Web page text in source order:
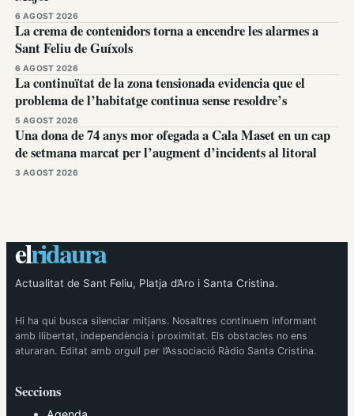
6 AGOST 2026
La crema de contenidors torna a encendre les alarmes a
Sant Feliu de Guíxols
6 AGOST 2026
La continuïtat de la zona tensionada evidencia que el
problema de l’habitatge continua sense resoldre’s
5 AGOST 2026
Una dona de 74 anys mor ofegada a Cala Maset en un cap
de setmana marcat per l’augment d’incidents al litoral
3 AGOST 2026
elridaura
Actualitat de Sant Feliu, Platja d’Aro i Santa Cristina.
Hi ha qui busca silenciar mitjans. Nosaltres continuem informant
amb llibertat, independència i proximitat. Els obstacles no ens
aturaran. Editat amb orgull per l’Associació Ràdio Santa Cristina.
Seccions